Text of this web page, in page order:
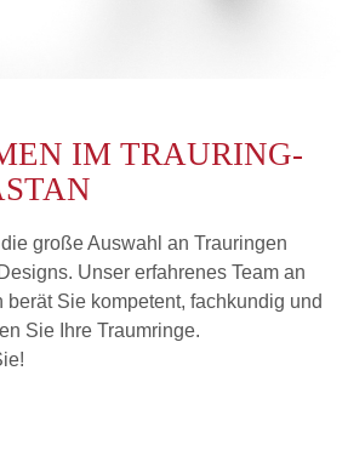
IM TRAURING-
große Auswahl an Trauringen
Unser erfahrenes Team an
Sie kompetent, fachkundig und
Sie Ihre Traumringe.